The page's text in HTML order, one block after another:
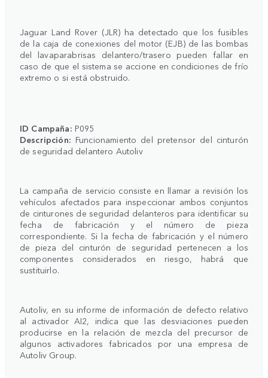
Jaguar Land Rover (JLR) ha detectado que los fusibles
de la caja de conexiones del motor (EJB) de las bombas
del lavaparabrisas delantero/trasero pueden fallar en
caso de que el sistema se accione en condiciones de frío
extremo o si está obstruido.
ID Campaña: P095
Descripción: Funcionamiento del pretensor del cinturón
de seguridad delantero Autoliv
La campaña de servicio consiste en llamar a revisión los
vehículos afectados para inspeccionar ambos conjuntos
de cinturones de seguridad delanteros para identificar su
fecha de fabricación y el número de pieza
correspondiente. Si la fecha de fabricación y el número
de pieza del cinturón de seguridad pertenecen a los
componentes considerados en riesgo, habrá que
sustituirlo.
Autoliv, en su informe de información de defecto relativo
al activador AI2, indica que las desviaciones pueden
producirse en la relación de mezcla del precursor de
algunos activadores fabricados por una empresa de
Autoliv Group.